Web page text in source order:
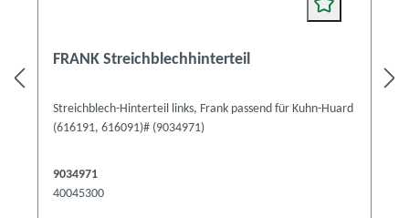
FRANK Streichblechhinterteil
Streichblech-Hinterteil links, Frank passend für Kuhn-Huard
(616191, 616091)# (9034971)
9034971
40045300